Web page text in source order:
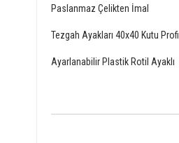
Paslanmaz Çelikten İmal
Tezgah Ayakları 40x40 Kutu Profil
Ayarlanabilir Plastik Rotil Ayaklı